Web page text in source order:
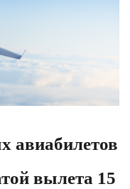
авиабилетов
вылета 15